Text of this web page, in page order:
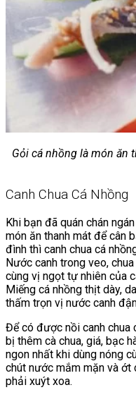
Gỏi cá nhồng là món ăn
Canh Chua Cá Nhồng
Khi bạn đã quán chán
món ăn thanh mát để cân
đình thì canh chua cá
Nước canh trong veo,
cùng vị ngọt tự nhiên của
Miếng cá nhồng thịt dày,
thấm trọn vị nước canh
Để có được nồi canh chua
bị thêm cà chua, giá, bạc
ngon nhất khi dùng nóng
chút nước mắm mặn và
phải xuýt xoa.